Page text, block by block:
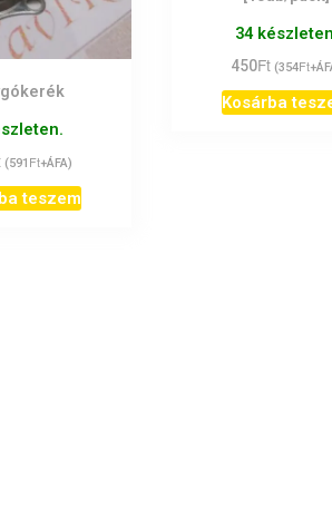
(591 Ft+ÁFA)
teszem
34
450Ft (354Ft
Kosárba